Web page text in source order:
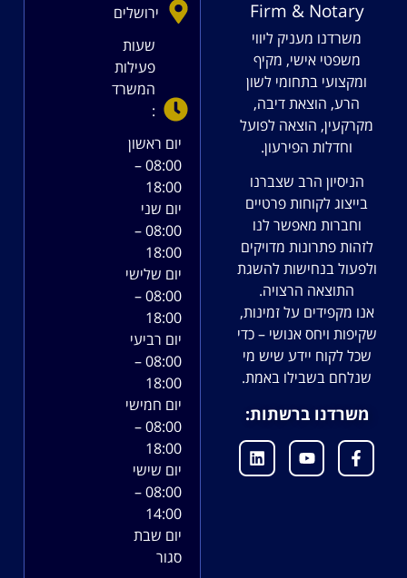
Firm & Notary
משרדנו מעניק ליווי
משפטי אישי, מקיף
ומקצועי בתחומי לשון
הרע, הוצאת דיבה,
מקרקעין, הוצאה לפועל
וחדלות הפירעון.
הניסיון הרב שצברנו
בייצוג לקוחות פרטיים
וחברות מאפשר לנו
לזהות פתרונות מדויקים
ולפעול בנחישות להשגת
התוצאה הרצויה.
אנו מקפידים על זמינות,
שקיפות ויחס אנושי – כדי
שכל לקוח יידע שיש מי
שנלחם בשבילו באמת.
משרדנו ברשתות:
ירושלים
שעות
פעילות
המשרד
:
יום ראשון
08:00 –
18:00
יום שני
08:00 –
18:00
יום שלישי
08:00 –
18:00
יום רביעי
08:00 –
18:00
יום חמישי
08:00 –
18:00
יום שישי
08:00 –
14:00
יום שבת
סגור